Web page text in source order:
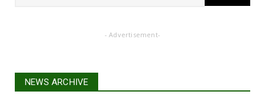
CHHATTISGARH
- Advertisement-
NEWS ARCHIVE